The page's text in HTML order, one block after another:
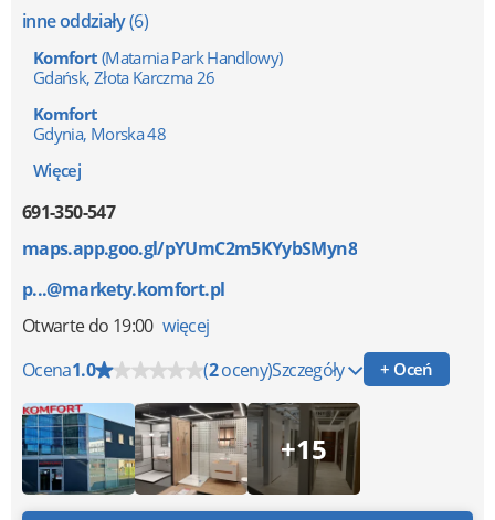
inne oddziały(6)
Komfort (Matarnia Park Handlowy)
Gdańsk, Złota Karczma 26
Komfort
Gdynia, Morska 48
Więcej
691-350-547
maps.app.goo.gl/pYUmC2m5KYybSMyn8
p...@markety.komfort.pl
Otwartedo 19:00 więcej
Ocena1.0 (2oceny)Szczegóły + Oceń
+15